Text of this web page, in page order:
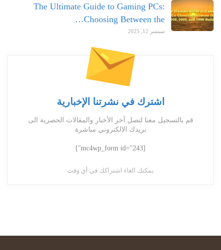
The Ultimate Guide to Gaming PCs:
Choosing Between the…
سبتمبر 12, 2025
اشترك في نشرتنا الإخبارية
قم بالتسجيل معنا لتصل آخر الأخبار والمقالات الحصرية الى
بريدك الالكتروني مباشرة
[mc4wp_form id="243"]
يمكنك الغاء اشتراكك في أي وقت